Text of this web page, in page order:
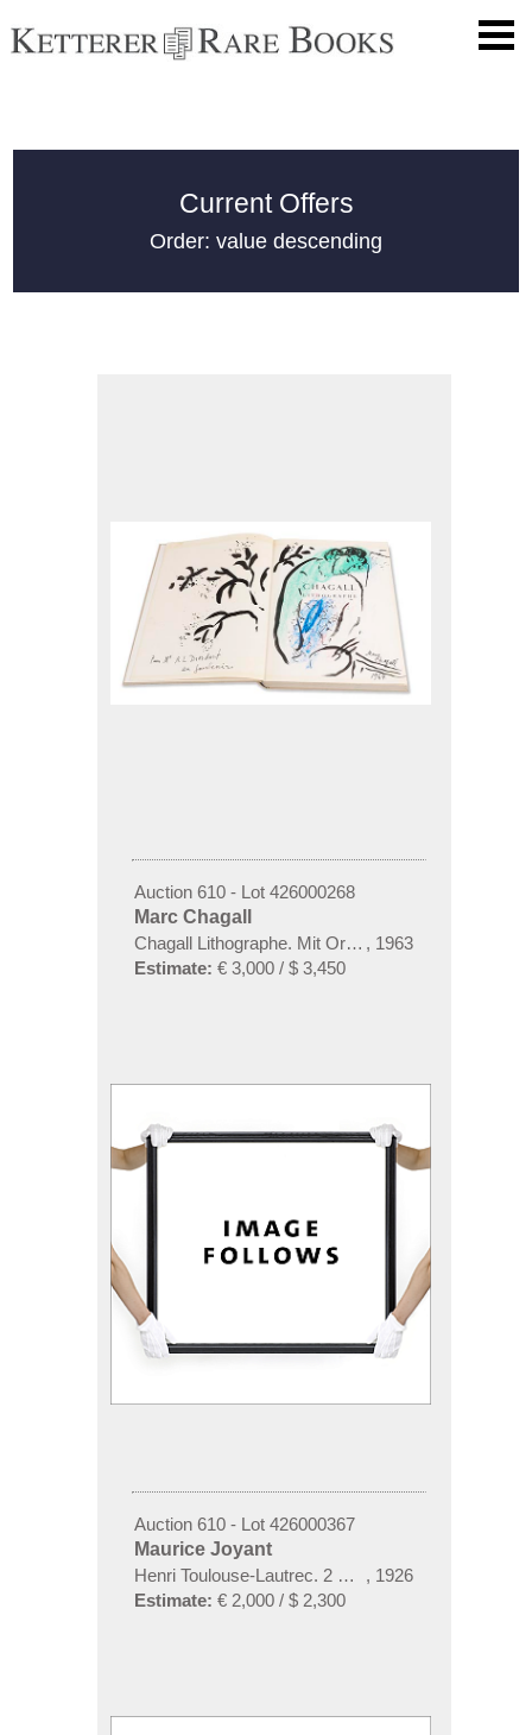
Current Offers
Order: value descending
Auction 610 - Lot 426000268
Marc Chagall
Chagall Lithographe. Mit Orig.-Zeichnung von
, 1963
Estimate: € 3,000 / $ 3,450
Auction 610 - Lot 426000367
Maurice Joyant
Henri Toulouse-Lautrec. 2 Bände
, 1926
Estimate: € 2,000 / $ 2,300